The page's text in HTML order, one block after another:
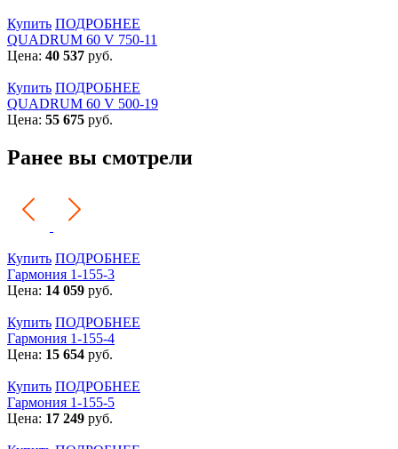
Купить ПОДРОБНЕЕ
QUADRUM 60 V 750-11
Цена: 40 537 руб.
Купить ПОДРОБНЕЕ
QUADRUM 60 V 500-19
Цена: 55 675 руб.
Ранее вы смотрели
Купить ПОДРОБНЕЕ
Гармония 1-155-3
Цена: 14 059 руб.
Купить ПОДРОБНЕЕ
Гармония 1-155-4
Цена: 15 654 руб.
Купить ПОДРОБНЕЕ
Гармония 1-155-5
Цена: 17 249 руб.